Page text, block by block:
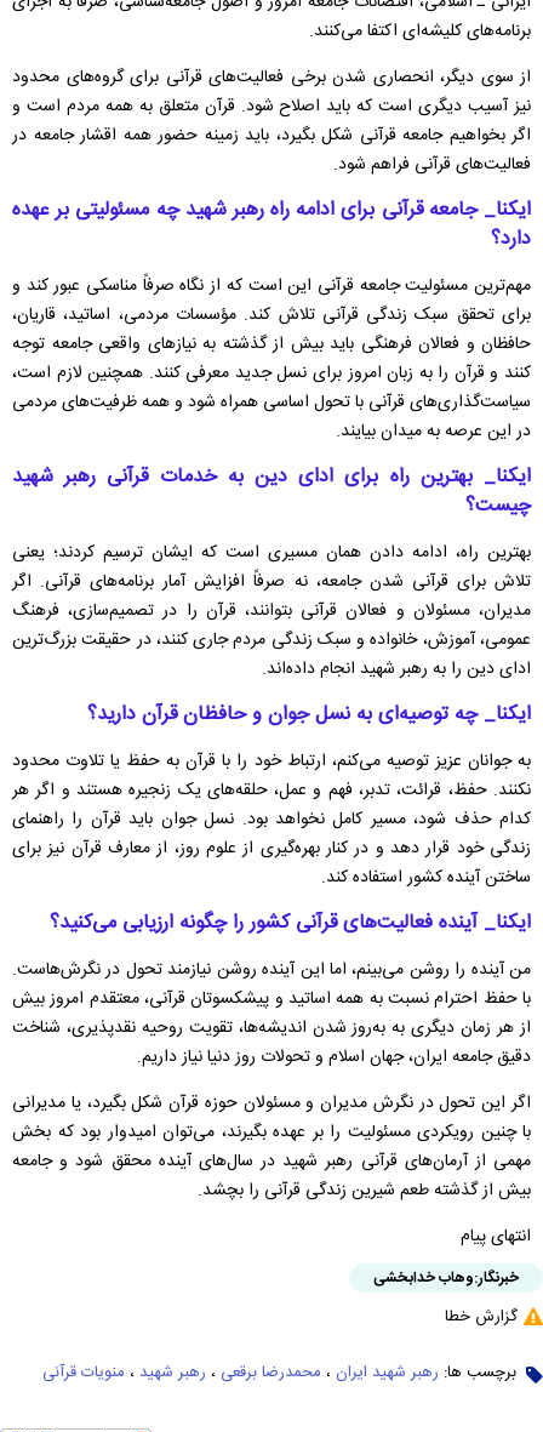
برنامه‌های کلیشه‌ای اکتفا می‌کنند.
از سوی دیگر، انحصاری شدن برخی فعالیت‌های قرآنی برای گروه‌های محدود
نیز آسیب دیگری است که باید اصلاح شود. قرآن متعلق به همه مردم است و
اگر بخواهیم جامعه قرآنی شکل بگیرد، باید زمینه حضور همه اقشار جامعه در
فعالیت‌های قرآنی فراهم شود.
ایکنا_ جامعه قرآنی برای ادامه راه رهبر شهید چه مسئولیتی بر عهده
دارد؟
مهم‌ترین مسئولیت جامعه قرآنی این است که از نگاه صرفاً مناسکی عبور کند و
برای تحقق سبک زندگی قرآنی تلاش کند. مؤسسات مردمی، اساتید، قاریان،
حافظان و فعالان فرهنگی باید بیش از گذشته به نیاز‌های واقعی جامعه توجه
کنند و قرآن را به زبان امروز برای نسل جدید معرفی کنند. همچنین لازم است،
سیاست‌گذاری‌های قرآنی با تحول اساسی همراه شود و همه ظرفیت‌های مردمی
در این عرصه به میدان بیایند.
ایکنا_ بهترین راه برای ادای دین به خدمات قرآنی رهبر شهید
چیست؟
بهترین راه، ادامه دادن همان مسیری است که ایشان ترسیم کردند؛ یعنی
تلاش برای قرآنی شدن جامعه، نه صرفاً افزایش آمار برنامه‌های قرآنی. اگر
مدیران، مسئولان و فعالان قرآنی بتوانند، قرآن را در تصمیم‌سازی، فرهنگ
عمومی، آموزش، خانواده و سبک زندگی مردم جاری کنند، در حقیقت بزرگ‌ترین
ادای دین را به رهبر شهید انجام داده‌اند.
ایکنا_ چه توصیه‌ای به نسل جوان و حافظان قرآن دارید؟
به جوانان عزیز توصیه می‌کنم، ارتباط خود را با قرآن به حفظ یا تلاوت محدود
نکنند. حفظ، قرائت، تدبر، فهم و عمل، حلقه‌های یک زنجیره هستند و اگر هر
کدام حذف شود، مسیر کامل نخواهد بود. نسل جوان باید قرآن را راهنمای
زندگی خود قرار دهد و در کنار بهره‌گیری از علوم روز، از معارف قرآن نیز برای
ساختن آینده کشور استفاده کند.
ایکنا_ آینده فعالیت‌های قرآنی کشور را چگونه ارزیابی می‌کنید؟
من آینده را روشن می‌بینم، اما این آینده روشن نیازمند تحول در نگرش‌هاست.
با حفظ احترام نسبت به همه اساتید و پیشکسوتان قرآنی، معتقدم امروز بیش
از هر زمان دیگری به به‌روز شدن اندیشه‌ها، تقویت روحیه نقدپذیری، شناخت
دقیق جامعه ایران، جهان اسلام و تحولات روز دنیا نیاز داریم.
اگر این تحول در نگرش مدیران و مسئولان حوزه قرآن شکل بگیرد، یا مدیرانی
با چنین رویکردی مسئولیت را بر عهده بگیرند، می‌توان امیدوار بود که بخش
مهمی از آرمان‌های قرآنی رهبر شهید در سال‌های آینده محقق شود و جامعه
بیش از گذشته طعم شیرین زندگی قرآنی را بچشد.
انتهای پیام
خبرنگار:وهاب خدابخشی
گزارش خطا
برچسب ها: رهبر شهید ایران ، محمدرضا برقعی ، رهبر شهید ، منویات قرآنی